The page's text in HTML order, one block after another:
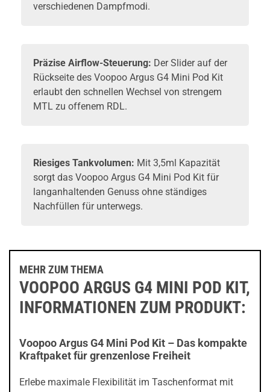
verschiedenen Dampfmodi.
Präzise Airflow-Steuerung: Der Slider auf der
Rückseite des Voopoo Argus G4 Mini Pod Kit
erlaubt den schnellen Wechsel von strengem
MTL zu offenem RDL.
Riesiges Tankvolumen: Mit 3,5ml Kapazität
sorgt das Voopoo Argus G4 Mini Pod Kit für
langanhaltenden Genuss ohne ständiges
Nachfüllen für unterwegs.
MEHR ZUM THEMA
VOOPOO ARGUS G4 MINI POD KIT,
INFORMATIONEN ZUM PRODUKT:
Voopoo Argus G4 Mini Pod Kit – Das kompakte
Kraftpaket für grenzenlose Freiheit
Erlebe maximale Flexibilität im Taschenformat mit